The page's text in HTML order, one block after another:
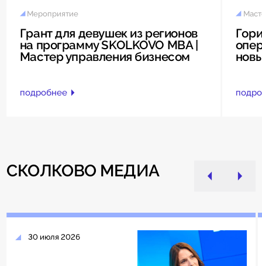
Мероприятие
Грант для девушек из регионов
на программу SKOLKOVO MBA |
Мастер управления бизнесом
подробнее
СКОЛКОВО МЕДИА
30 июля 2026